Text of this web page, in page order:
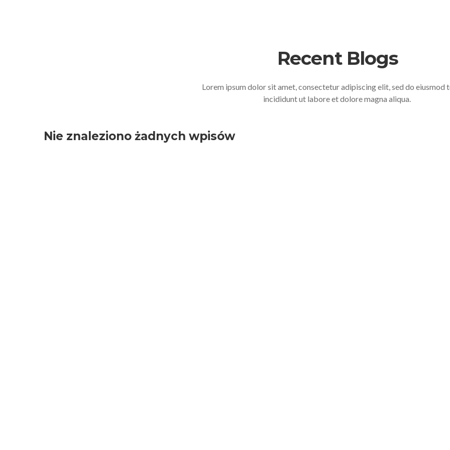
Recent Blogs
Lorem ipsum dolor sit amet, consectetur adipiscing elit, sed do eiusmod
incididunt ut labore et dolore magna aliqua.
Nie znaleziono żadnych wpisów